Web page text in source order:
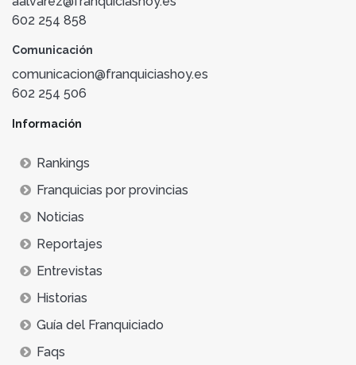
602 254 858
Comunicación
comunicacion@franquiciashoy.es
602 254 506
Información
Rankings
Franquicias por provincias
Noticias
Reportajes
Entrevistas
Historias
Guía del Franquiciado
Faqs